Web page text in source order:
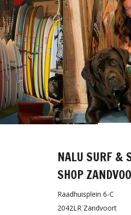
NALU SURF &
SHOP
Raadhuisplein 6-C
2042LR Zandvoort